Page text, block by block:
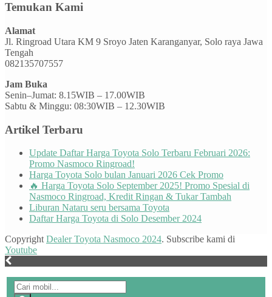
Temukan Kami
Alamat
Jl. Ringroad Utara KM 9 Sroyo Jaten Karanganyar, Solo raya Jawa
Tengah
082135707557
Jam Buka
Senin–Jumat: 8.15WIB – 17.00WIB
Sabtu & Minggu: 08:30WIB – 12.30WIB
Artikel Terbaru
Update Daftar Harga Toyota Solo Terbaru Februari 2026:
Promo Nasmoco Ringroad!
Harga Toyota Solo bulan Januari 2026 Cek Promo
🔥 Harga Toyota Solo September 2025! Promo Spesial di
Nasmoco Ringroad, Kredit Ringan & Tukar Tambah
Liburan Nataru seru bersama Toyota
Daftar Harga Toyota di Solo Desember 2024
CopyrightDealer Toyota Nasmoco 2024. Subscribe kami di
Youtube